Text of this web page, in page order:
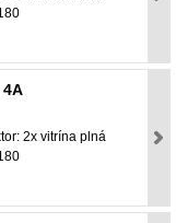
2x vitrína plná